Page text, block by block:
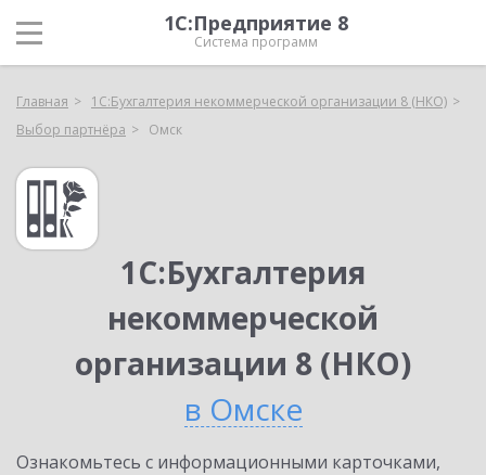
1С:Предприятие 8
Система программ
Главная
1С:Бухгалтерия некоммерческой организации 8 (НКО)
Выбор партнёра
Омск
1С:Бухгалтерия
некоммерческой
организации 8 (НКО)
в Омске
Ознакомьтесь с информационными карточками,